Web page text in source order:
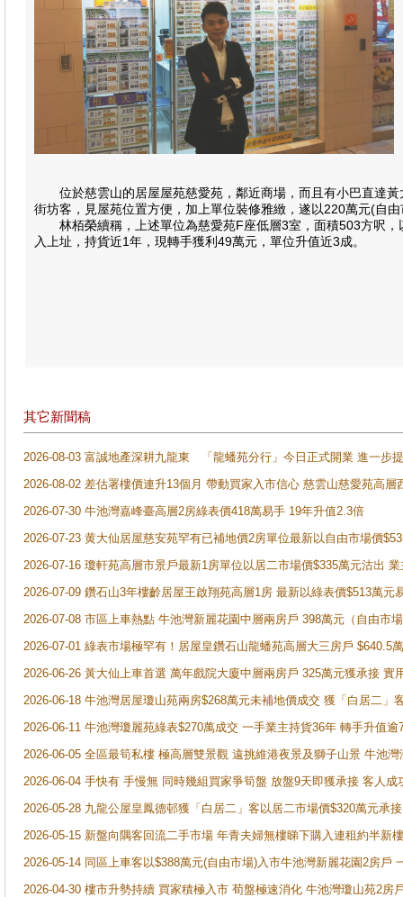
位於慈雲山的居屋屋苑慈愛苑，鄰近商場，而且有小巴直達黃
街坊客，見屋苑位置方便，加上單位裝修雅緻，遂以220萬元(自
林栢榮續稱，上述單位為慈愛苑F座低層3室，面積503方呎，
入上址，持貨近1年，現轉手獲利49萬元，單位升值近3成。
其它新聞稿
2026-08-03 富誠地產深耕九龍東 「龍蟠苑分行」今日正式開業 進一步
2026-08-02 差估署樓價連升13個月 帶動買家入市信心 慈雲山慈愛苑高層
2026-07-30 牛池灣嘉峰臺高層2房綠表價418萬易手 19年升值2.3倍
2026-07-23 黄大仙居屋慈安苑罕有已補地價2房單位最新以自由市場價
2026-07-16 瓊軒苑高層市景戶最新1房單位以居二市場價$335萬元沽出
2026-07-09 鑽石山3年樓齡居屋王啟翔苑高層1房 最新以綠表價$513萬元
2026-07-08 市區上車熱點 牛池灣新麗花園中層兩房戶 398萬元（自由市
2026-07-01 綠表市場極罕有！居屋皇鑽石山龍蟠苑高層大三房戶
2026-06-26 黃大仙上車首選 萬年戲院大廈中層兩房戶 325萬元獲承接 實
2026-06-18 牛池灣居屋瓊山苑兩房$268萬元未補地價成交 獲「白居二」
2026-06-11 牛池灣瓊麗苑綠表$270萬成交 一手業主持貨36年 轉手升值逾
2026-06-05 全區最筍私樓 極高層雙景觀 遠挑維港夜景及獅子山景 牛池
2026-06-04 手快有 手慢無 同時幾組買家爭筍盤 放盤9天即獲承接 客人
2026-05-28 九龍公屋皇鳳德邨獲「白居二」客以居二市場價$320萬元承接
2026-05-15 新盤向隅客回流二手市場 年青夫婦無樓睇下購入連租約半新
2026-05-14 同區上車客以$388萬元(自由市場)入市牛池灣新麗花園2房戶
2026-04-30 樓市升勢持續 買家積極入市 荀盤極速消化 牛池灣瓊山苑2房